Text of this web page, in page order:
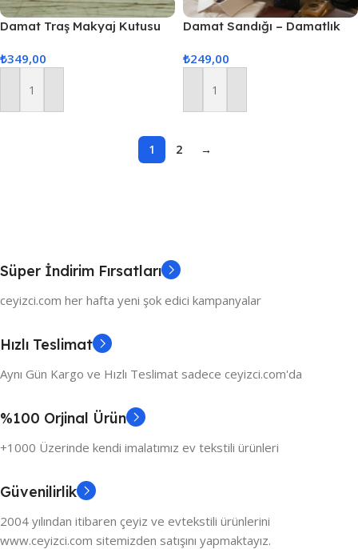
Damat Traş Makyaj Kutusu
₺349,00
Sepete Ekle
Damat Sandığı – Damatlık
Tıraş Kutusu
₺249,00
Sepete Ekle
1 2 →
Süper İndirim Fırsatları
ceyizci.com her hafta yeni şok edici kampanyalar
Hızlı Teslimat
Aynı Gün Kargo ve Hızlı Teslimat sadece ceyizci.com'da
%100 Orjinal Ürün
+1000 Üzerinde kendi imalatımız ev tekstili ürünleri
Güvenilirlik
2004 yılından itibaren çeyiz ve evtekstili ürünlerini
www.ceyizci.com sitemizden satışını yapmaktayız.